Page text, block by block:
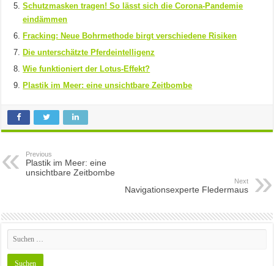
Schutzmasken tragen! So lässt sich die Corona-Pandemie
eindämmen
Fracking: Neue Bohrmethode birgt verschiedene Risiken
Die unterschätzte Pferdeintelligenz
Wie funktioniert der Lotus-Effekt?
Plastik im Meer: eine unsichtbare Zeitbombe
Previous
Plastik im Meer: eine
unsichtbare Zeitbombe
Next
Navigationsexperte Fledermaus